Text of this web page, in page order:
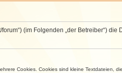
forum“) (im Folgenden „der Betreiber“)
Cookies. Cookies sind kleine